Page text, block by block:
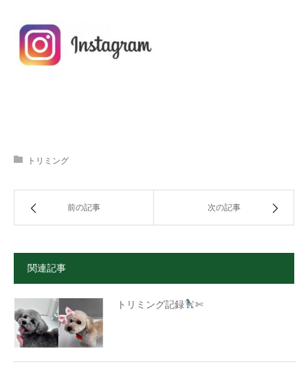
トリミング
前の記事 次の記事
関連記事
トリミング記録 ✄